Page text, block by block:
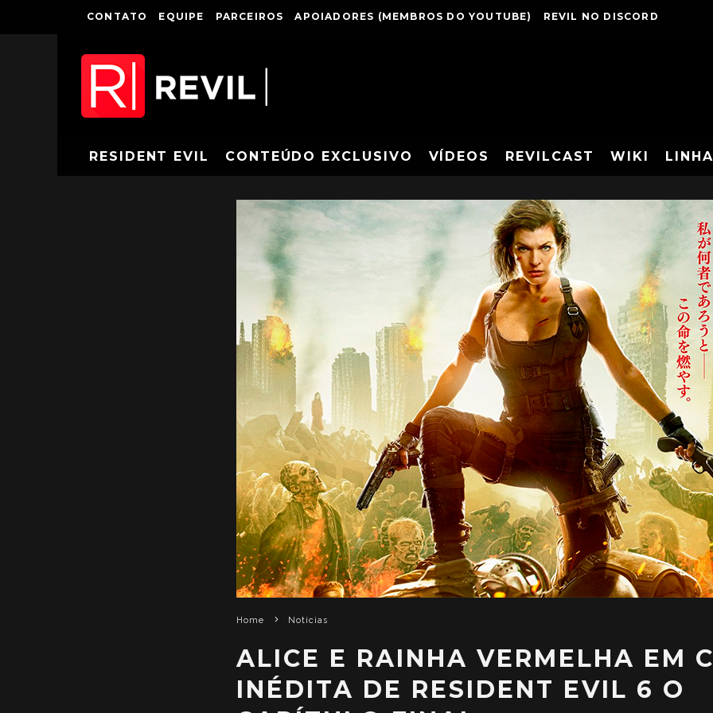
CONTATO EQUIPE PARCEIROS APOIADORES (MEMBROS DO YOUTUBE) REVIL NO DISCORD
RESIDENT EVIL CONTEÚDO EXCLUSIVO VÍDEOS REVILCAST WIKI
Home Notícias
ALICE E RAINHA VERMELHA EM
INÉDITA DE RESIDENT EVIL 6 O